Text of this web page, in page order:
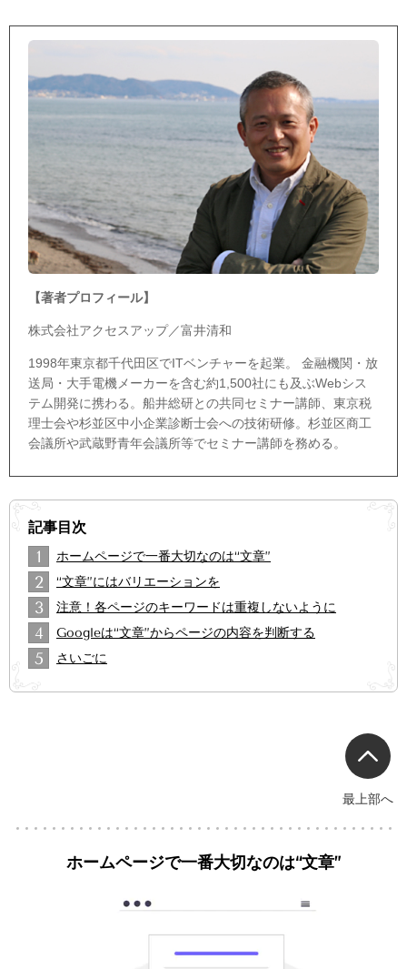
【著者プロフィール】
株式会社アクセスアップ／富井清和
1998年東京都千代田区でITベンチャーを起業。 金融機関・放
送局・大手電機メーカーを含む約1,500社にも及ぶWebシス
テム開発に携わる。船井総研との共同セミナー講師、東京税
理士会や杉並区中小企業診断士会への技術研修。杉並区商工
会議所や武蔵野青年会議所等でセミナー講師を務める。
記事目次
1 ホームページで一番大切なのは“文章”
2 “文章”にはバリエーションを
3 注意！各ページのキーワードは重複しないように
4 Googleは“文章”からページの内容を判断する
5 さいごに
最上部へ
ホームページで一番大切なのは“文章”